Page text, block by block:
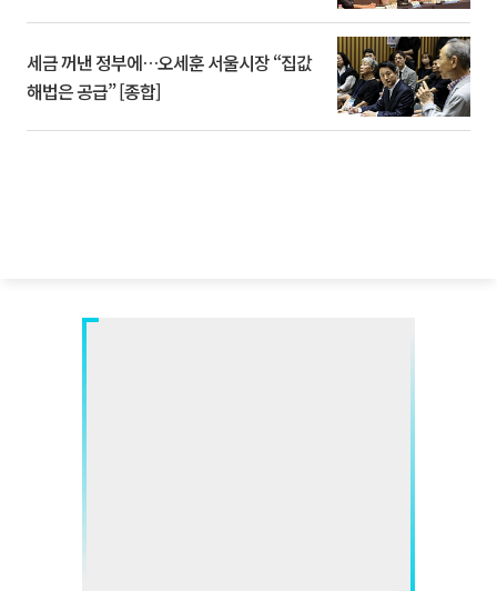
세금 꺼낸 정부에…오세훈 서울시장 “집값
해법은 공급” [종합]